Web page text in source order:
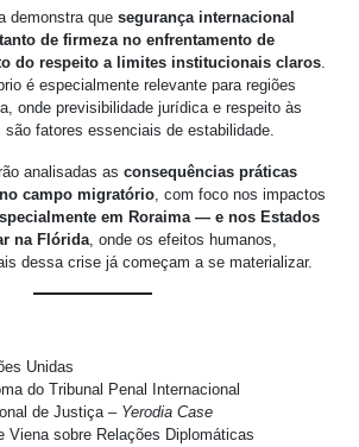
demonstra que segurança internacional
de firmeza no enfrentamento de
do respeito a limites institucionais claros.
é especialmente relevante para regiões
onde previsibilidade jurídica e respeito às
são fatores essenciais de estabilidade.
analisadas as consequências práticas
campo migratório, com foco nos impactos
em Roraima — e nos Estados
na Flórida, onde os efeitos humanos,
dessa crise já começam a se materializar.
Unidas
do Tribunal Penal Internacional
de Justiça – Yerodia Case
Viena sobre Relações Diplomáticas